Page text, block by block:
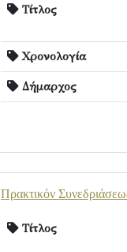
Τίτλος
Χρονολογία
Δήμαρχος
Πρακτικόν
Τίτλος